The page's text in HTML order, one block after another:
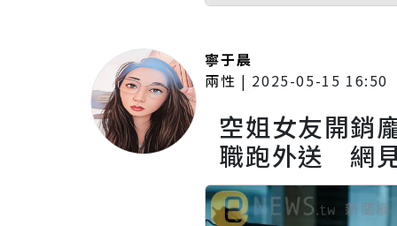
寧于晨
兩性 | 2025-05-15 16:50
空姐女友開銷
職跑外送 網